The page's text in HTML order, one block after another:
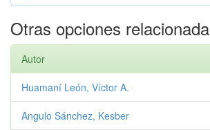
Otras opciones
Autor
Huamaní León, Víctor A.
Angulo Sánchez, Kesber